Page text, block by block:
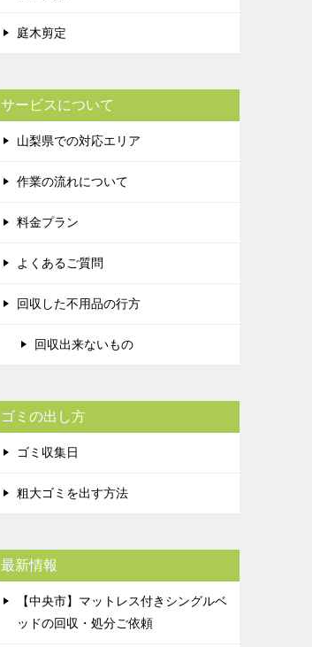
庭木剪定
サービスについて
山梨県での対応エリア
作業の流れについて
料金プラン
よくあるご質問
回収した不用品の行方
回収出来ないもの
ゴミの出し方
ゴミ収集日
粗大ゴミを出す方法
最新情報
【中央市】マットレス付きシングルベ
ッドの回収・処分ご依頼